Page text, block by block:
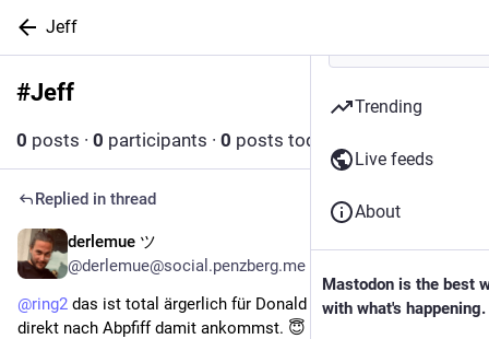
Jeff
#Jeff
0 posts · 0 participants · 0 posts today
Replied in thread
derlemue ツ
@derlemue@social.penzberg.me
@ring2 das ist total ärgerlich für Donald Trump wenn du
direkt nach Abpfiff damit ankommst. 😇
Trending
Live feeds
About
Mastodon is the best
with what's happening.